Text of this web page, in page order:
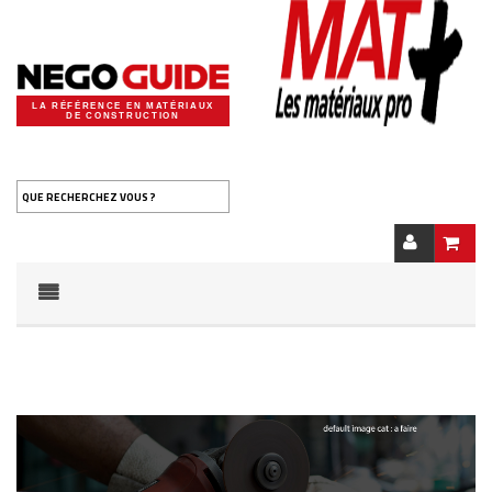
LA RÉFÉRENCE EN MATÉRIAUX
DE CONSTRUCTION
QUE RECHERCHEZ VOUS ?